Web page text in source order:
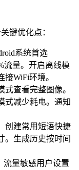
键优化点：
系统首选
流量。开启离线模
WiFi环境。
查看完整图像。
式减少耗电。通知
创建常用短语快捷
。生成历史按时间
流量敏感用户设置